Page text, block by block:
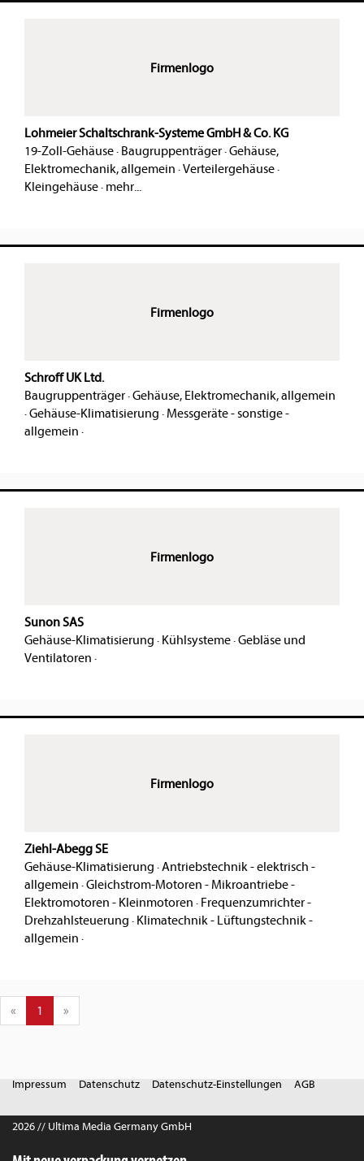
Firmenlogo
Lohmeier Schaltschrank-Systeme GmbH & Co. KG
19-Zoll-Gehäuse· Baugruppenträger·Gehäuse,
Elektromechanik, allgemein ·Verteilergehäuse·
Kleingehäuse· mehr...
Firmenlogo
Schroff UK Ltd.
Baugruppenträger·Gehäuse, Elektromechanik, allgemein
·Gehäuse-Klimatisierung · Messgeräte - sonstige -
allgemein ·
Firmenlogo
Sunon SAS
Gehäuse-Klimatisierung · Kühlsysteme·Gebläse und
Ventilatoren ·
Firmenlogo
Ziehl-Abegg SE
Gehäuse-Klimatisierung ·Antriebstechnik - elektrisch -
allgemein ·Gleichstrom-Motoren - Mikroantriebe -
Elektromotoren - Kleinmotoren · Frequenzumrichter -
Drehzahlsteuerung · Klimatechnik - Lüftungstechnik -
allgemein ·
« 1 »
Impressum Datenschutz Datenschutz-Einstellungen AGB
2026 // Ultima Media Germany GmbH